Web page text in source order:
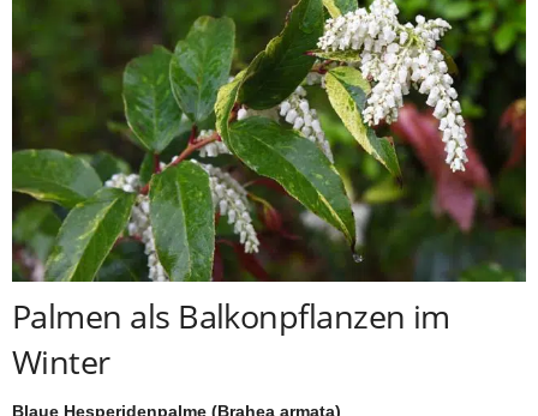
Palmen als Balkonpflanzen im
Winter
Blaue Hesperidenpalme (Brahea armata)